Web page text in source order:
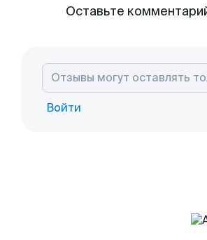
Оставьте
Войти